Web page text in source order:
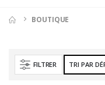
BOUTIQUE
FILTRER